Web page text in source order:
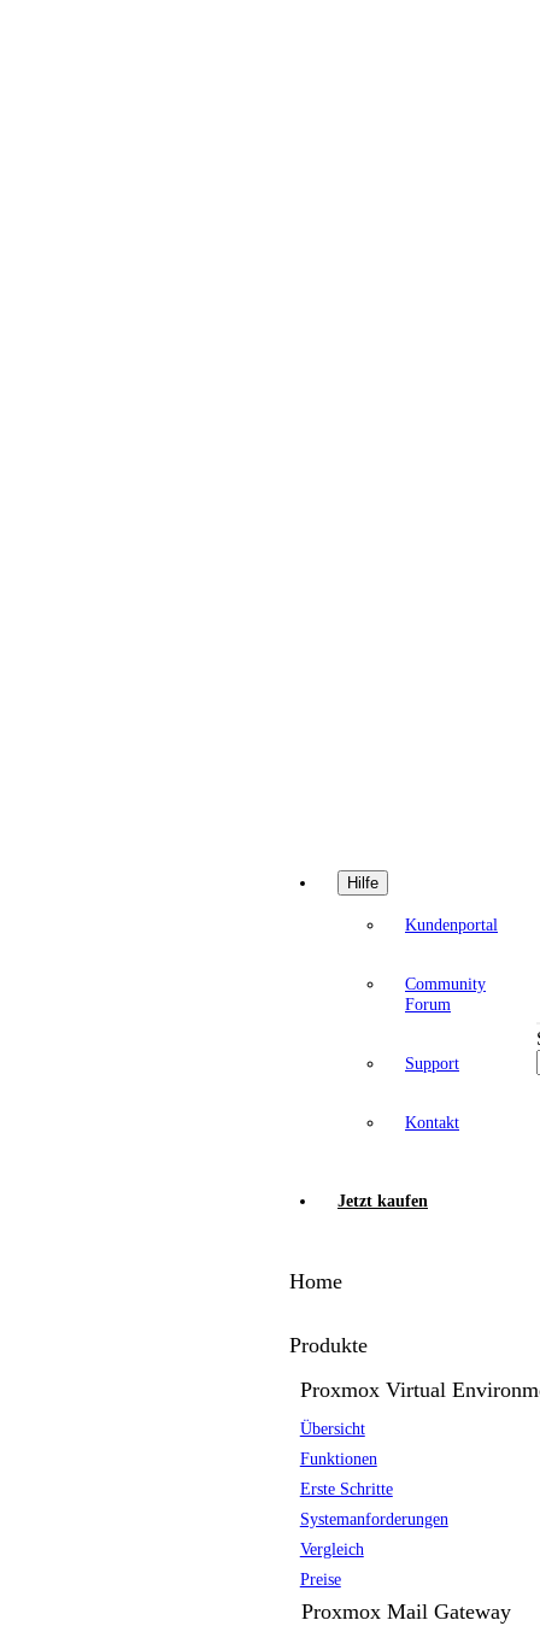
Hilfe
Kundenportal
Community
Forum
Support
Kontakt
Jetzt kaufen
Home
Produkte
Proxmox Virtual
Übersicht
Funktionen
Erste Schritte
Systemanforderungen
Vergleich
Preise
Proxmox Mail Gateway